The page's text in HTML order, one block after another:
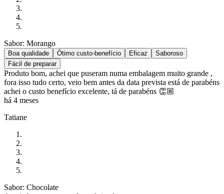
Sabor: Morango
Boa qualidade Ótimo custo-benefício Eficaz
Saboroso
Fácil de preparar
Produto bom, achei que puseram numa embalagem muito grande ,
fora isso tudo certo, veio bem antes da data prevista está de parabéns
achei o custo benefício excelente, tá de parabéns 👏🏼
há 4 meses
Tatiane
Sabor: Chocolate